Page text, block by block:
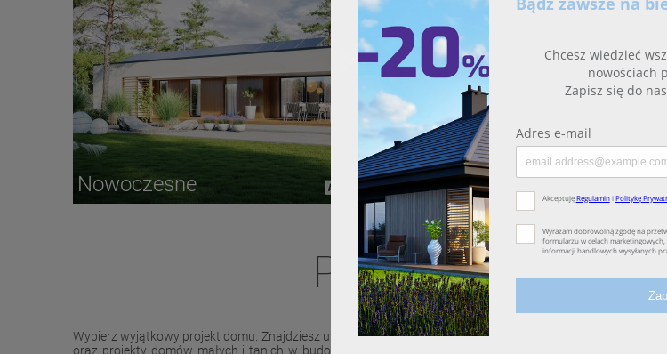
Nowoczesne Piętrowe
Projekty domów
Wybierz wyjątkowy projekt domu. Znajdziesz u nas projekty domów parterowych, projekty domów z
oraz projekty domów małych i tanich w budowie. Polecamy projekty domów nowoczesne stodoły i z